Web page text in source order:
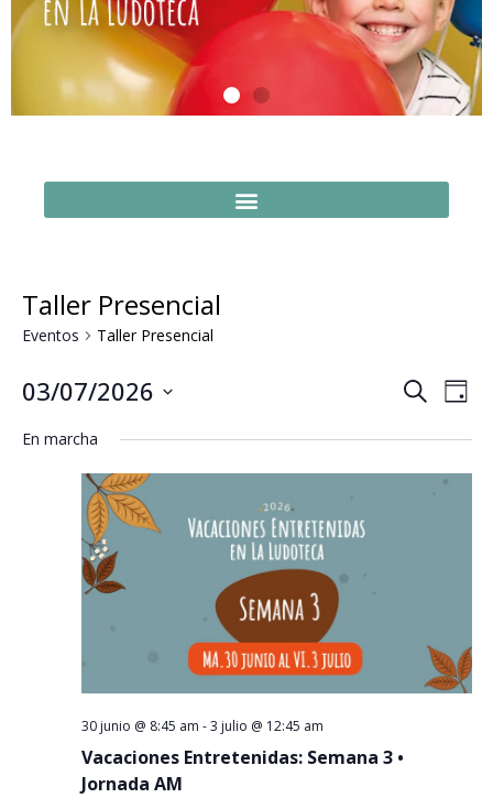
Taller Presencial
Eventos Taller Presencial
de
Buscar
de
Día
03/07/2026
fecha.
En marcha
30 junio @ 8:45 am -3 julio @ 12:45 am
Vacaciones Entretenidas: Semana 3 •
Jornada AM